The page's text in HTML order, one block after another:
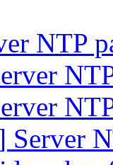
NTP
Server